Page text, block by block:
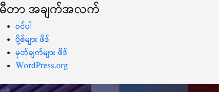
မီတာ အချက်အလက်
ဝင်ပါ
ပို့စ်များ ဖိဒ်
မှတ်ချက်များ ဖိဒ်
WordPress.org